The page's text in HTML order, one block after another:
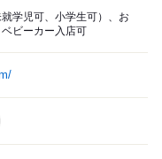
学児可、小学生可）、お
ビーカー入店可